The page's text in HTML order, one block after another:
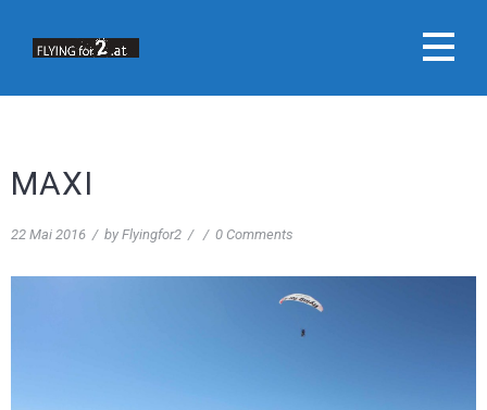
MAXI
22 Mai 2016 / by Flyingfor2 / / 0 Comments